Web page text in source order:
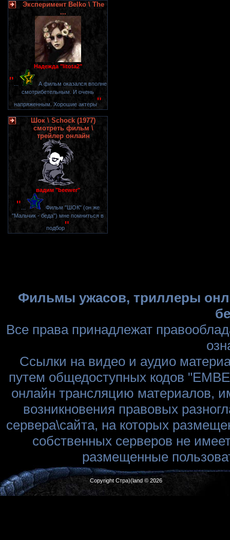
Эксперимент Belko \ The
...
Надежда "litota2"
"
А фильм оказался вполне
смотрибетельным. И очень
напряженным. Хорошие актеры"
Шок \ Schock (1977)
смотреть фильм \
трейлер онлайн
вадим "beewer"
"
Фильм "ШОК" (он же
"Мальчик - беда") мне помниться в
подбор"
Фильмы ужасов, триллеры
Все права принадлежат
Ссылки на видео и аудио
путем общедоступных кодов
онлайн трансляцию материалов,
возникновения правовых
сервера\сайта, на которых
собственных серверов не
размещенные
Copyright Стра)(land © 2026